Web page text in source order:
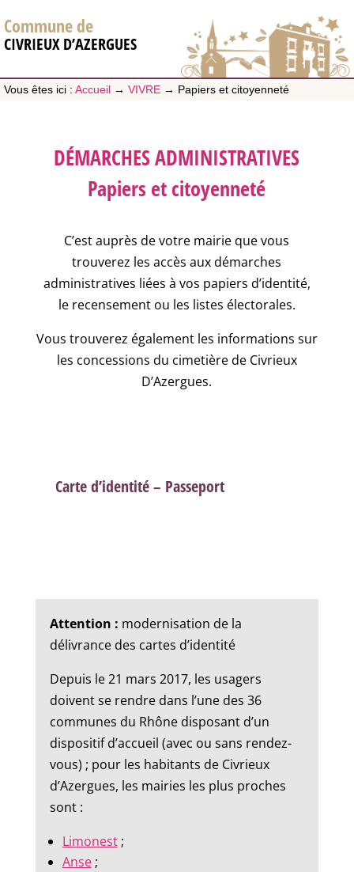
Commune de
CIVRIEUX D’AZERGUES
Vous êtes ici : Accueil → VIVRE → Papiers et citoyenneté
DÉMARCHES ADMINISTRATIVES
Papiers et citoyenneté
C’est auprès de votre mairie que vous
trouverez les accès aux démarches
administratives liées à vos papiers d’identité,
le recensement ou les listes électorales.
Vous trouverez également les informations sur
les concessions du cimetière de Civrieux
D’Azergues.
Carte d’identité – Passeport
Attention : modernisation de la
délivrance des cartes d’identité
Depuis le 21 mars 2017, les usagers
doivent se rendre dans l’une des 36
communes du Rhône disposant d’un
dispositif d’accueil (avec ou sans rendez-
vous) ; pour les habitants de Civrieux
d’Azergues, les mairies les plus proches
sont :
Limonest;
Anse;